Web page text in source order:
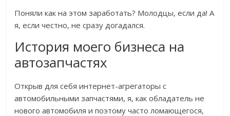
Поняли как на этом заработать? Молодцы, если да! А
я, если честно, не сразу догадался.
История моего бизнеса на
автозапчастях
Открыв для себя интернет-агрегаторы с
автомобильными запчастями, я, как обладатель не
нового автомобиля и поэтому часто ломающегося,